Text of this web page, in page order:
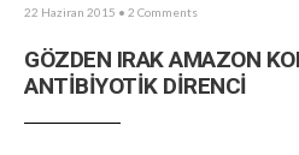
22 Haziran 2015 • 2 Comments
GÖZDEN IRAK AMAZON
ANTİBİYOTİK DİRENCİ